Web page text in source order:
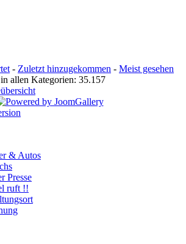
- Zuletzt hinzugekommen - Meist gesehen
allen Kategorien: 35.157
& Autos
Presse
ruft !!